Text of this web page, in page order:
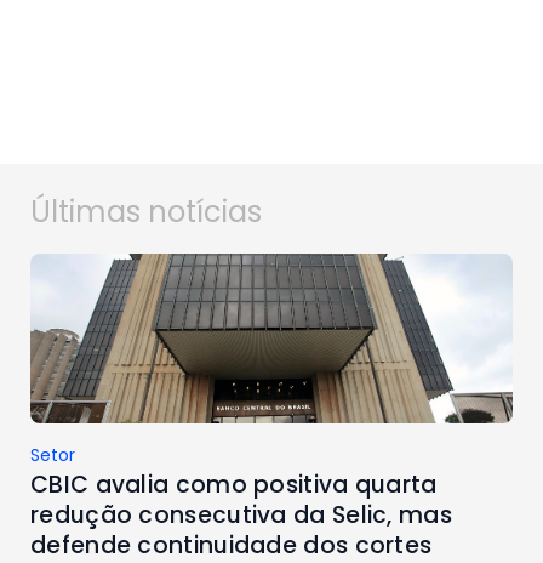
Últimas notícias
Setor
CBIC avalia como positiva quarta
redução consecutiva da Selic, mas
defende continuidade dos cortes